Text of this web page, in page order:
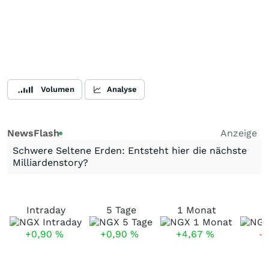
Volumen Analyse
NewsFlash
Anzeige
Schwere Seltene Erden: Entsteht hier die nächste
Milliardenstory?
Intraday
+0,90 %
5 Tage
+0,90 %
1 Monat
+4,67 % -